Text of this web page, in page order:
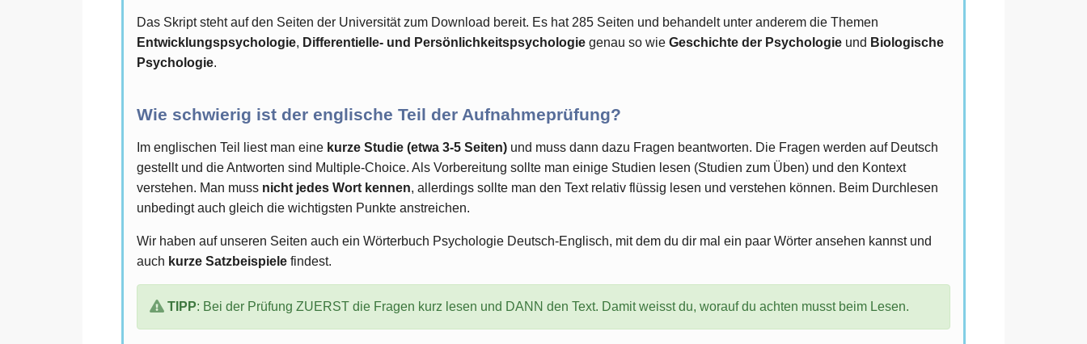
Das Skript steht auf den Seiten der Universität zum Download bereit. Es hat 285 Seiten und behandelt unter anderem die Themen
Entwicklungspsychologie, Differentielle- und Persönlichkeitspsychologie genau so wie Geschichte der Psychologie und Biologische
Psychologie.
Wie schwierig ist der englische Teil der Aufnahmeprüfung?
Im englischen Teil liest man eine kurze Studie (etwa 3-5 Seiten) und muss dann dazu Fragen beantworten. Die Fragen werden auf Deutsch
gestellt und die Antworten sind Multiple-Choice. Als Vorbereitung sollte man einige Studien lesen (Studien zum Üben) und den Kontext
verstehen. Man muss nicht jedes Wort kennen, allerdings sollte man den Text relativ flüssig lesen und verstehen können. Beim Durchlesen
unbedingt auch gleich die wichtigsten Punkte anstreichen.
Wir haben auf unseren Seiten auch ein Wörterbuch Psychologie Deutsch-Englisch, mit dem du dir mal ein paar Wörter ansehen kannst und
auch kurze Satzbeispiele findest.
TIPP: Bei der Prüfung ZUERST die Fragen kurz lesen und DANN den Text. Damit weisst du, worauf du achten musst beim Lesen.